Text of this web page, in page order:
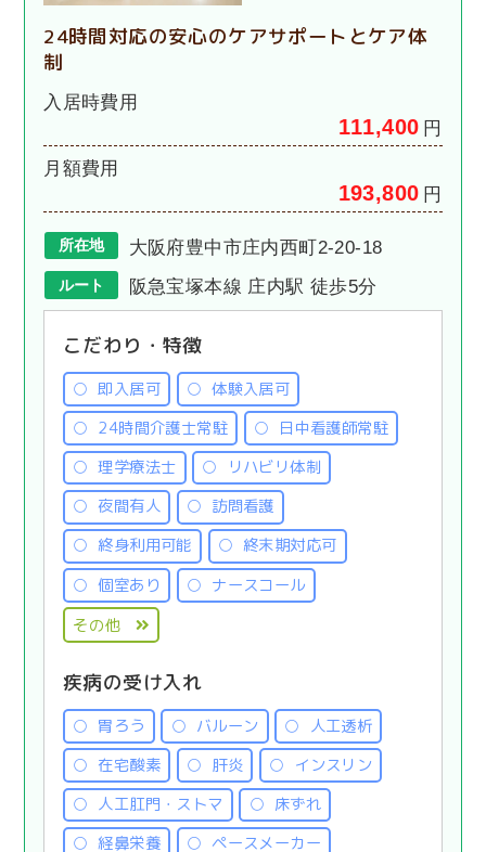
24時間対応の安心のケアサポートとケア体
制
入居時費用
111,400 円
月額費用
193,800 円
所在地 大阪府豊中市庄内西町2-20-18
ルート 阪急宝塚本線 庄内駅 徒歩5分
こだわり・特徴
即入居可
体験入居可
24時間介護士常駐
日中看護師常駐
理学療法士
リハビリ体制
夜間有人
訪問看護
終身利用可能
終末期対応可
個室あり
ナースコール
その他
疾病の受け入れ
胃ろう バルーン
人工透析
在宅酸素
肝炎
インスリン
人工肛門・ストマ
床ずれ
経鼻栄養
ペースメーカー